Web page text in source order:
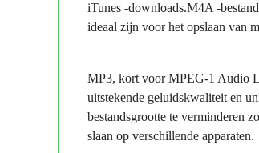
iTunes -downloads.M4A -
ideaal zijn voor het opslaan van
MP3, kort voor MPEG-1 Audio
uitstekende geluidskwaliteit en
bestandsgrootte te verminderen
slaan op verschillende apparaten.